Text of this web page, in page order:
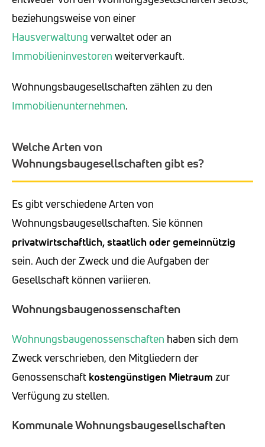
beziehungsweise von einer
Hausverwaltung verwaltet oder an
Immobilieninvestoren weiterverkauft.
Wohnungsbaugesellschaften zählen zu den
Immobilienunternehmen.
Welche Arten von
Wohnungsbaugesellschaften gibt es?
Es gibt verschiedene Arten von
Wohnungsbaugesellschaften. Sie können
privatwirtschaftlich, staatlich oder gemeinnützig
sein. Auch der Zweck und die Aufgaben der
Gesellschaft können variieren.
Wohnungsbaugenossenschaften
Wohnungsbaugenossenschaften haben sich dem
Zweck verschrieben, den Mitgliedern der
Genossenschaft kostengünstigen Mietraum zur
Verfügung zu stellen.
Kommunale Wohnungsbaugesellschaften